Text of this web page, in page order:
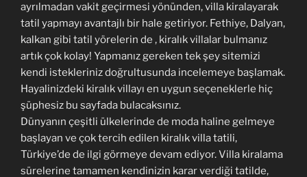
ayrılmadan vakit geçirmesi yönünden, villa kiralayarak
tatil yapmayı avantajlı bir hale getiriyor. Fethiye, Dalyan,
kalkan gibi tatil yörelerin de , kiralık villalar bulmanız
artık çok kolay! Yapmanız gereken tek şey sitemizi
kendi istekleriniz doğrultusunda incelemeye başlamak.
Hayalinizdeki kiralık villayı en uygun seçeneklerle hiç
şüphesiz bu sayfada bulacaksınız.
Dünyanın çeşitli ülkelerinde de moda haline gelmeye
başlayan ve çok tercih edilen kiralık villa tatili,
Türkiye’de de ilgi görmeye devam ediyor. Villa kiralama
sürelerine tamamen kendinizin karar verdiği tatilde,